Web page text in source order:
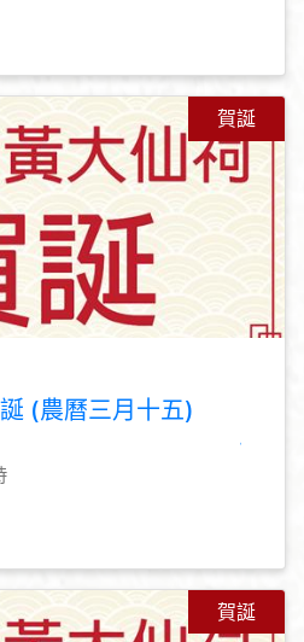
賀誕
(農曆三月十五)
賀誕